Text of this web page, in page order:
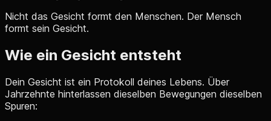
Nicht das Gesicht formt den Menschen. Der Mensch
formt sein Gesicht.
Wie ein Gesicht entsteht
Dein Gesicht ist ein Protokoll deines Lebens. Über
Jahrzehnte hinterlassen dieselben Bewegungen dieselben
Spuren: